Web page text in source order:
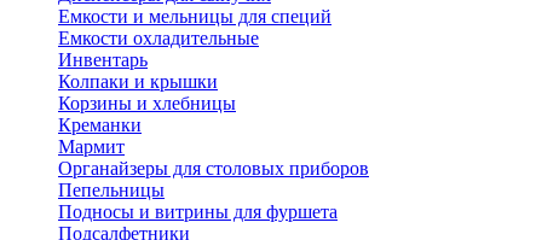
Емкости и мельницы для специй
Емкости охладительные
Инвентарь
Колпаки и крышки
Корзины и хлебницы
Креманки
Мармит
Органайзеры для столовых приборов
Пепельницы
Подносы и витрины для фуршета
Подсалфетники